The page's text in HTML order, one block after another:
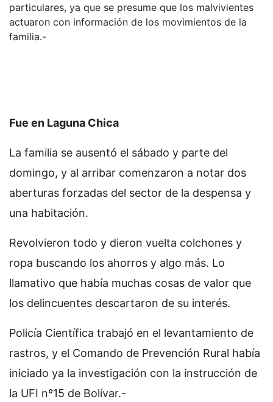
particulares, ya que se presume que los malvivientes
actuaron con información de los movimientos de la
familia.-
Fue en Laguna Chica
La familia se ausentó el sábado y parte del
domingo, y al arribar comenzaron a notar dos
aberturas forzadas del sector de la despensa y
una habitación.
Revolvieron todo y dieron vuelta colchones y
ropa buscando los ahorros y algo más. Lo
llamativo que había muchas cosas de valor que
los delincuentes descartaron de su interés.
Policía Científica trabajó en el levantamiento de
rastros, y el Comando de Prevención Rural había
iniciado ya la investigación con la instrucción de
la UFI nº15 de Bolívar.-